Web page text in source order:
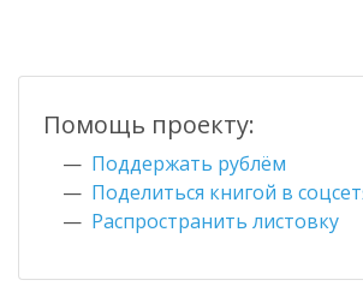
Помощь проекту:
Поддержать рублём
Поделиться книгой в
Распространить листовку